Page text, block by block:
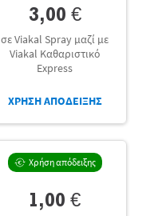
3,00 €
σε Viakal Spray μαζί με
Viakal Καθαριστικό
Express
ΧΡΗΣΗ ΑΠΟΔΕΙΞΗΣ
Χρήση απόδειξης
1,00 €